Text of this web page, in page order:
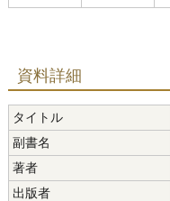
資料詳細
タイトル
副書名
著者
出版者